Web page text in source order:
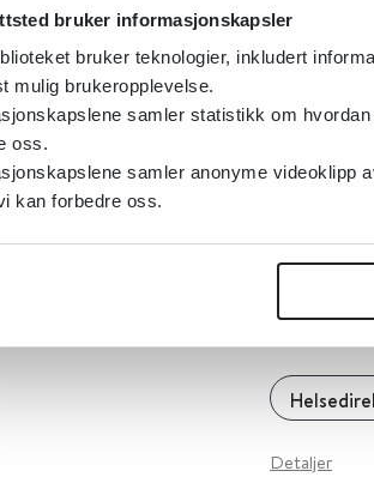
bruker informasjonskapsler
bruker teknologier, inkludert
mulig brukeropplevelse.
samler statistikk om
oss.
samler anonyme videoklipp
kan forbedre oss.
Detaljer
Seksuelle
Detaljer
Detaljer